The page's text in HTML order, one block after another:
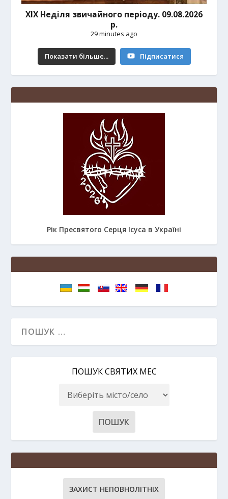
ХІХ Неділя звичайного періоду. 09.08.2026
р.
29 minutes ago
Показати більше... Підписатися
Рік Пресвятого Серця Ісуса в Україні
ПОШУК СВЯТИХ МЕС
ЗАХИСТ НЕПОВНОЛІТНІХ